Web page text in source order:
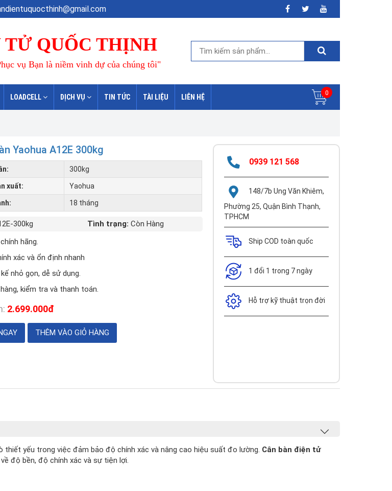
QUỐC THỊNH
vụ Bạn là niềm vinh dự của chúng tôi"
LOADCELL DỊCH VỤ TIN TỨC TÀI LIỆU LIÊN HỆ 0
Yaohua A12E 300kg
300kg
xuất: Yaohua
18 tháng
300kg Tình trạng: Còn Hàng
hãng.
xác và ổn định nhanh
nhỏ gọn, dễ sử dụng.
kiểm tra và thanh toán.
2.699.000đ
0939 121 568
148/7b Ung Văn Khiêm,
Phường 25, Quận Bình Thạnh,
TPHCM
Ship COD toàn quốc
1 đổi 1 trong 7 ngày
Hỗ trợ kỹ thuật trọn đời
yếu trong việc đảm bảo độ chính xác và nâng cao hiệu suất đo lường. Cân bàn điện tử
độ bền, độ chính xác và sự tiện lợi.